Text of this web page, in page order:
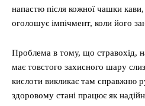
напастю після кожної чашки
оголошує імпічмент, коли його
Проблема в тому, що стравохід,
має товстого захисного шару
кислоти викликає там справжню
здоровому стані працює як